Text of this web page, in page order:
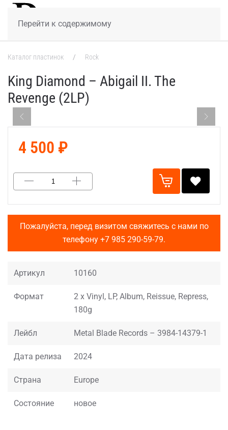
Перейти к содержимому
Каталог пластинок Rock
King Diamond – Abigail II. The
Revenge (2LP)
4 500 ₽
Пожалуйста, перед визитом свяжитесь с нами по
телефону +7 985 290-59-79.
Артикул 10160
Формат
2 x Vinyl, LP, Album, Reissue, Repress,
180g
Лейбл Metal Blade Records – 3984-14379-1
Дата релиза 2024
Страна Europe
Состояние новое